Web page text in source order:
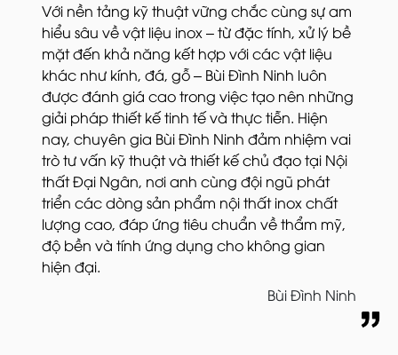
Với nền tảng kỹ thuật vững chắc cùng sự am
hiểu sâu về vật liệu inox – từ đặc tính, xử lý bề
mặt đến khả năng kết hợp với các vật liệu
khác như kính, đá, gỗ – Bùi Đình Ninh luôn
được đánh giá cao trong việc tạo nên những
giải pháp thiết kế tinh tế và thực tiễn. Hiện
nay, chuyên gia Bùi Đình Ninh đảm nhiệm vai
trò tư vấn kỹ thuật và thiết kế chủ đạo tại Nội
thất Đại Ngân, nơi anh cùng đội ngũ phát
triển các dòng sản phẩm nội thất inox chất
lượng cao, đáp ứng tiêu chuẩn về thẩm mỹ,
độ bền và tính ứng dụng cho không gian
hiện đại.
Bùi Đình Ninh